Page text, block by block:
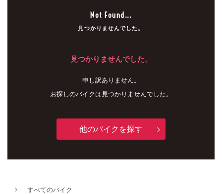
Not Found...
見つかりませんでした。
見つかりませんでした。
申し訳ありません。
お探しのバイクは見つかりませんでした。
他のバイクを探す
すべてのバイク